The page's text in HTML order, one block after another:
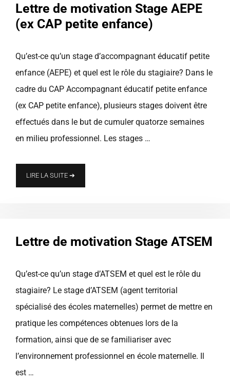
Lettre de motivation Stage AEPE
(ex CAP petite enfance)
Qu’est-ce qu’un stage d’accompagnant éducatif petite
enfance (AEPE) et quel est le rôle du stagiaire? Dans le
cadre du CAP Accompagnant éducatif petite enfance
(ex CAP petite enfance), plusieurs stages doivent être
effectués dans le but de cumuler quatorze semaines
en milieu professionnel. Les stages …
LIRE LA SUITE ➔
Lettre de motivation Stage ATSEM
Qu’est-ce qu’un stage d’ATSEM et quel est le rôle du
stagiaire? Le stage d’ATSEM (agent territorial
spécialisé des écoles maternelles) permet de mettre en
pratique les compétences obtenues lors de la
formation, ainsi que de se familiariser avec
l’environnement professionnel en école maternelle. Il
est …